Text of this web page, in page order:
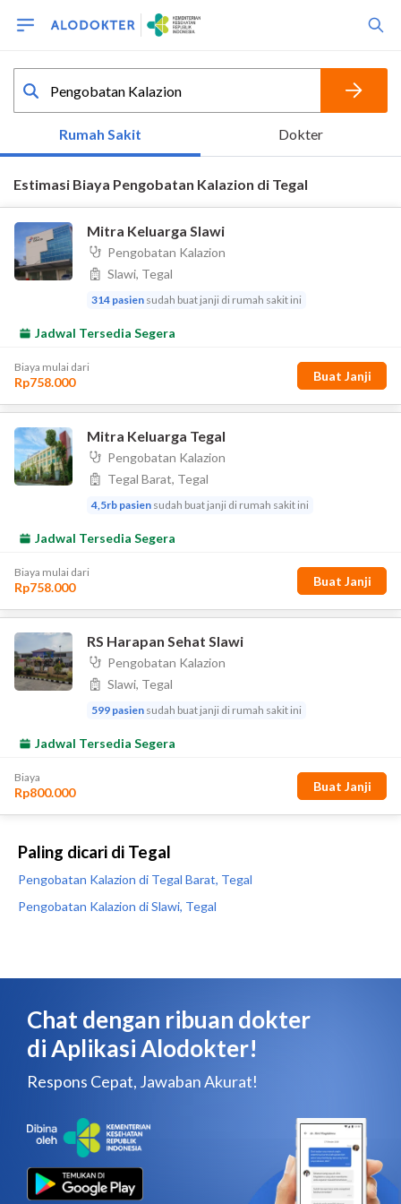
Paling dicari di Tegal
Pengobatan Kalazion di Tegal Barat, Tegal
Pengobatan Kalazion di Slawi, Tegal